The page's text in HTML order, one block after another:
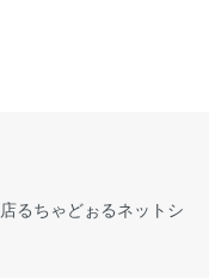
るちゃどぉるネットシ